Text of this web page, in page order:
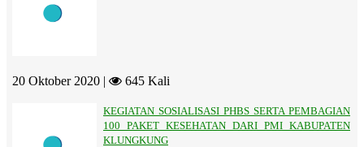
20 Oktober 2020 | 645 Kali
KEGIATAN SOSIALISASI PHBS SERTA PEMBAGIAN
100 PAKET KESEHATAN DARI PMI KABUPATEN
KLUNGKUNG